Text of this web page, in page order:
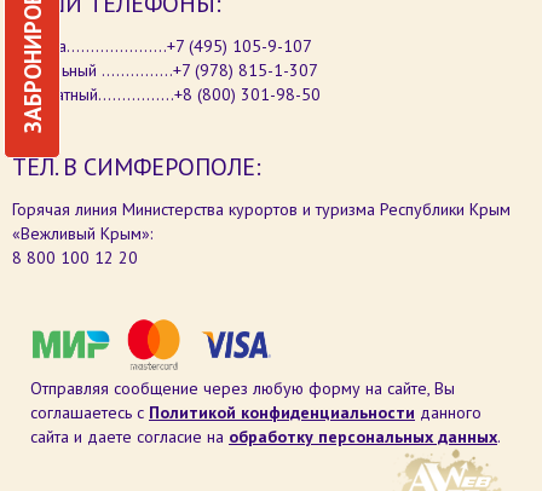
ЗАБРОНИРОВАТЬ
Москва.....................+7 (495) 105-9-107
Мобильный ...............+7 (978) 815-1-307
Бесплатный................+8 (800) 301-98-50
ТЕЛ. В СИМФЕРОПОЛЕ:
Горячая линия Министерства курортов и туризма Республики Крым
«Вежливый Крым»:
8 800 100 12 20
Отправляя сообщение через любую форму на сайте, Вы
соглашаетесь с Политикой конфиденциальности данного
сайта и даете согласие на обработку персональных данных.